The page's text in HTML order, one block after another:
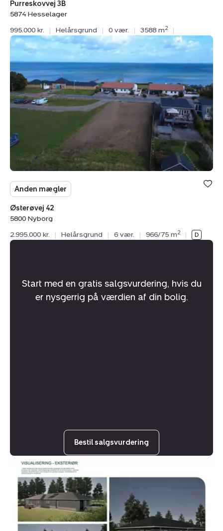
Purreskovvej 3B
5874 Hesselager
995.000 kr.
| Helårsgrund | 0 vær. | 3588 m2 |
Helårsgrund:
Østerøvej
5800
Nyborg
Anden mægler
Østerøvej 42
5800 Nyborg
2.995.000 kr.
| Helårsgrund | 6 vær. | 966/75 m2 |
Start med en gratis salgsvurdering, hvis du
er nysgerrig på værdien af din bolig.
Bestil salgsvurdering
Helårsgrund:
Pilsgårdvej
5800
Nyborg